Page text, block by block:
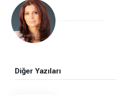
Diğer Yazıları